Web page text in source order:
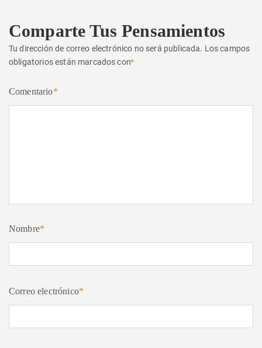
Comparte Tus Pensamientos
Tu dirección de correo electrónico no será publicada. Los campos
obligatorios están marcados con*
Comentario*
Nombre*
Correo electrónico*